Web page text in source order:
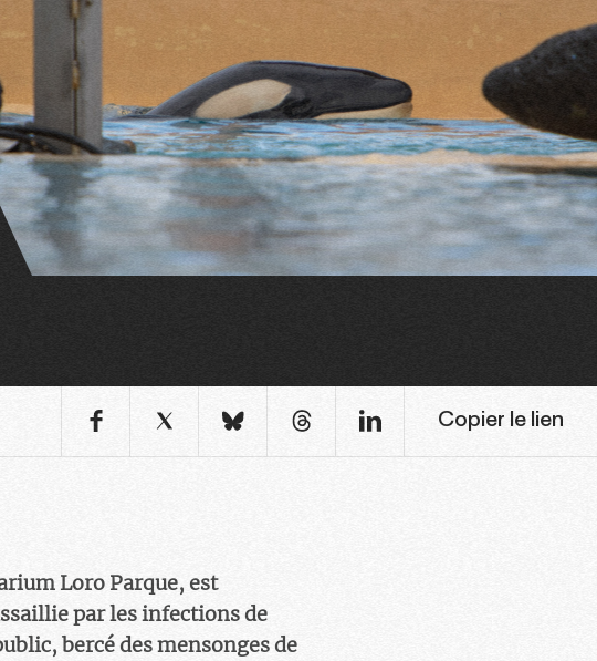
Copier le lien
Loro Parque, est
par les infections de
bercé des mensonges de